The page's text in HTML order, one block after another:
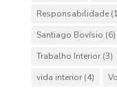
Responsabilidade
Santiago Bovísio (6)
Trabalho Interior(3)
vida interior(4)